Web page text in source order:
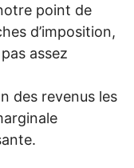
point de
d’imposition,
assez
des revenus les